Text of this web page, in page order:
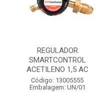
REGULADOR
SMARTCONTROL
ACETILENO 1,5 AC
Código: 13005555
Embalagem: UN/01